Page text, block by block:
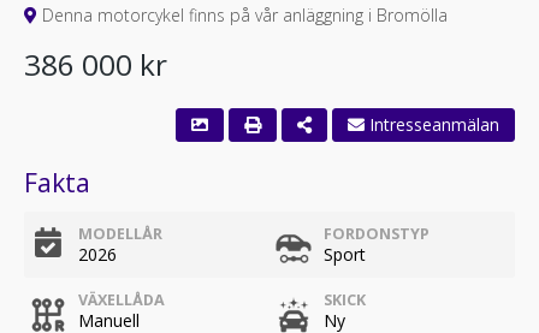
Denna motorcykel finns på vår anläggning i Bromölla
386 000 kr
Intresseanmälan
Fakta
MODELLÅR
2026
FORDONSTYP
Sport
VÄXELLÅDA
Manuell
SKICK
Ny